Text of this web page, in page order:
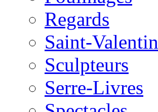
Regards
Saint-Valentin
Sculpteurs
Serre-Livres